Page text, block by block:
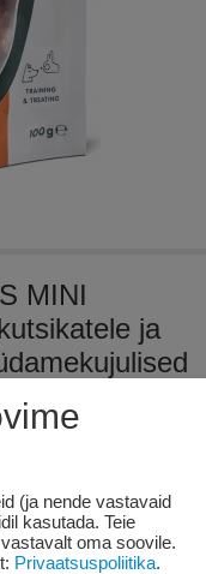
MINI
ja
(ja nende vastavaid
kasutada. Teie
oma soovile.
Privaatsuspoliitika.